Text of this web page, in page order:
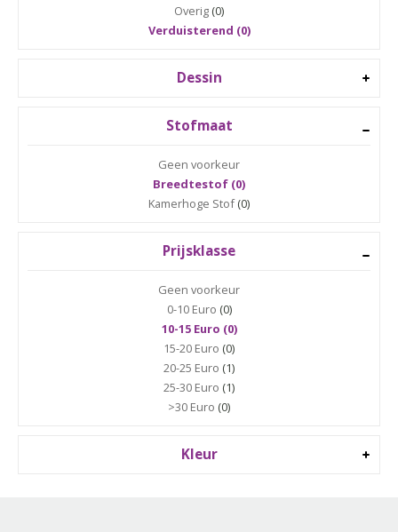
Overig (0)
Verduisterend (0)
Dessin
Stofmaat
Geen voorkeur
Breedtestof (0)
Kamerhoge Stof(0)
Prijsklasse
Geen voorkeur
0-10 Euro (0)
10-15 Euro (0)
15-20 Euro (0)
20-25 Euro (1)
25-30 Euro (1)
>30 Euro (0)
Kleur